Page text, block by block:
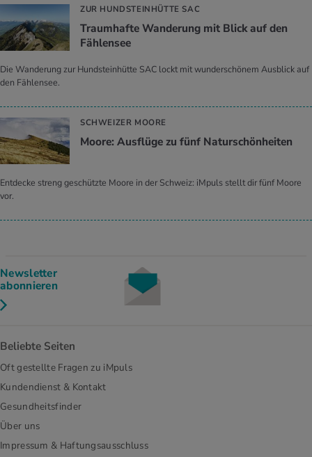
ZUR HUNDSTEINHÜTTE SAC
Traumhafte Wanderung mit Blick auf den
Fählensee
Die Wanderung zur Hundsteinhütte SAC lockt mit wunderschönem Ausblick auf
den Fählensee.
SCHWEIZER MOORE
Moore: Ausflüge zu fünf Naturschönheiten
Entdecke streng geschützte Moore in der Schweiz: iMpuls stellt dir fünf Moore
vor.
Newsletter
abonnieren
Beliebte Seiten
Oft gestellte Fragen zu iMpuls
Kundendienst & Kontakt
Gesundheitsfinder
Über uns
Impressum & Haftungsausschluss